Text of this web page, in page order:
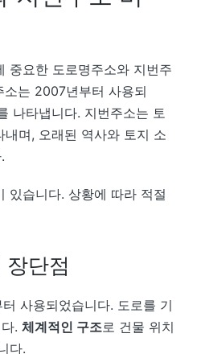
중요한 도로명주소와 지번주
소는 2007년부터 사용되
나타냅니다. 지번주소는 토
며, 오래된 역사와 토지 소
있습니다. 상황에 따라 적절
단점
사용되었습니다. 도로를 기
. 체계적인 구조로 건물 위치
다.